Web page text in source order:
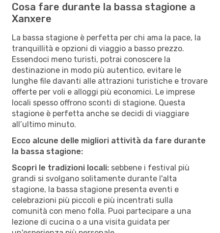
Cosa fare durante la bassa stagione a
Xanxere
La bassa stagione è perfetta per chi ama la pace, la
tranquillità e opzioni di viaggio a basso prezzo.
Essendoci meno turisti, potrai conoscere la
destinazione in modo più autentico, evitare le
lunghe file davanti alle attrazioni turistiche e trovare
offerte per voli e alloggi più economici. Le imprese
locali spesso offrono sconti di stagione. Questa
stagione è perfetta anche se decidi di viaggiare
all’ultimo minuto.
Ecco alcune delle migliori attività da fare durante
la bassa stagione:
Scopri le tradizioni locali: sebbene i festival più
grandi si svolgano solitamente durante l'alta
stagione, la bassa stagione presenta eventi e
celebrazioni più piccoli e più incentrati sulla
comunità con meno folla. Puoi partecipare a una
lezione di cucina o a una visita guidata per